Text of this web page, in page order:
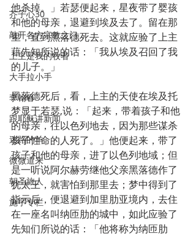
芥子心30
敲开各方宗教之门
上主是我的牧者
大手拉小手
李翰春
跟耶稣讲新闻
迷路的羊
微微道来
朝圣旅人
施宇专栏
他杀掉。」若瑟便起来，星夜带了婴孩
和他的母亲，退避到埃及去了。留在那
里，直到黑落德死去。这就应验了上主
藉先知所说的话：「我从埃及召回了我
的儿子。」
黑落德死后，看，上主的天使在埃及托
梦显于若瑟,说：「起来，带着孩子和他
的母亲，往以色列地去，因为那些谋杀
孩子性命的人死了。」他便起来，带了
孩子和他的母亲，进了以色列地域；但
是一听说阿尔赫劳继他父亲黑落德作了
犹太王，就害怕到那里去；梦中得到了
指示后，便退避到加里肋亚境内，去住
在一座名叫纳匝肋的城中，如此应验了
先知们所说的话：「他将称为纳匝肋